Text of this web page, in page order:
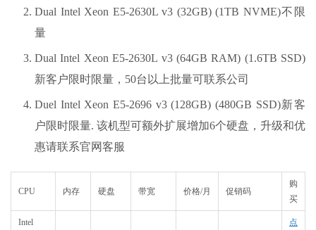
Dual Intel Xeon E5-2630L v3 (32GB) (1TB NVME)不限
量
Dual Intel Xeon E5-2630L v3 (64GB RAM) (1.6TB SSD)
新客户限时限量，50台以上批量可联系公司
Duel Intel Xeon E5-2696 v3 (128GB) (480GB SSD)新客
户限时限量. 该机型可额外扩展增加6个硬盘，升级和优
惠请联系官网客服
CPU 内存 硬盘 带宽 价格/月 促销码
购
买
Intel
点